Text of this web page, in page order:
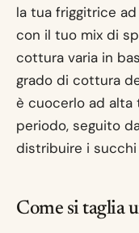
la tua friggitrice
con il tuo mix di
cottura varia in
grado di cottura
è cuocerlo ad alta
periodo, seguito
distribuire i
Come si taglia